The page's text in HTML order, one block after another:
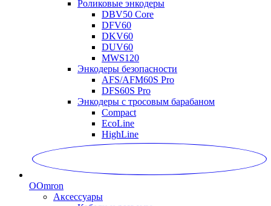
Роликовые энкодеры
DBV50 Core
DFV60
DKV60
DUV60
MWS120
Энкодеры безопасности
AFS/AFM60S Pro
DFS60S Pro
Энкодеры с тросовым барабаном
Compact
EcoLine
HighLine
OOmron
Аксессуары